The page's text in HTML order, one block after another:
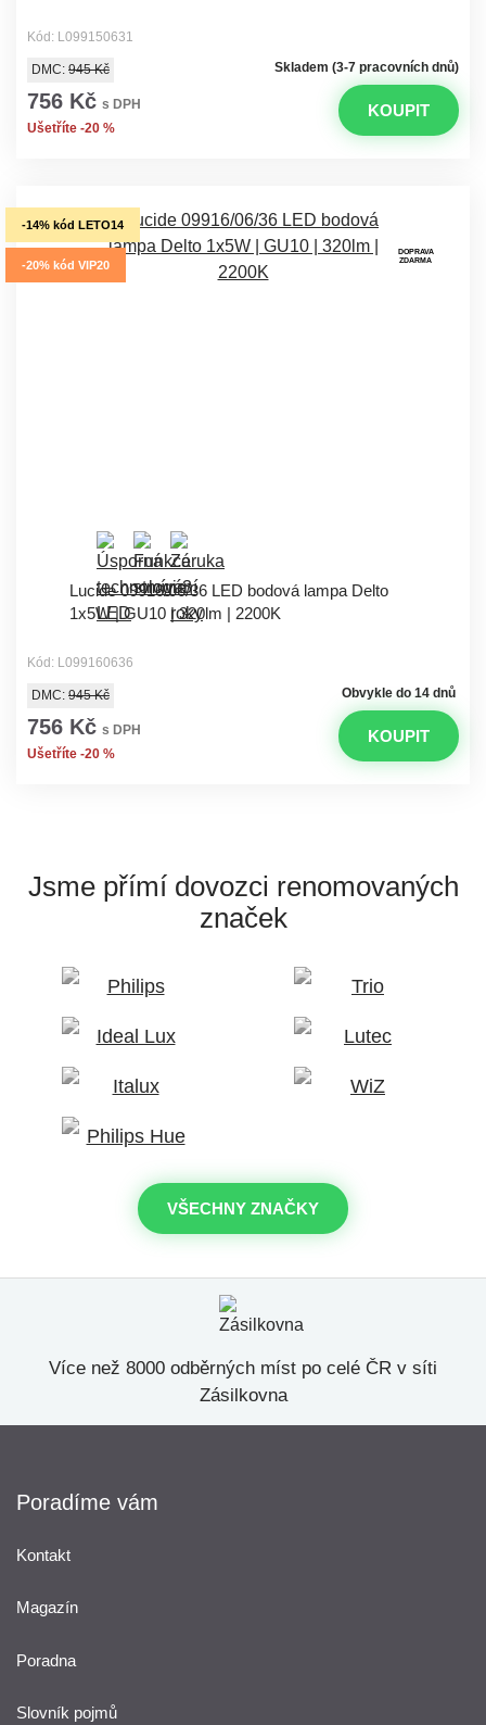
Kód: L099150631
Skladem (3-7 pracovních dnů)
DMC: 945 Kč
756 Kč s DPH
Ušetříte -20 %
KOUPIT
-14% kód LETO14
-20% kód VIP20
DOPRAVA
ZDARMA
Lucide 09916/06/36 LED bodová lampa Delto
1x5W | GU10 | 320lm | 2200K
Kód: L099160636
Obvykle do 14 dnů
DMC: 945 Kč
756 Kč s DPH
Ušetříte -20 %
KOUPIT
Jsme přímí dovozci renomovaných
značek
VŠECHNY ZNAČKY
Více než 8000 odběrných míst po celé ČR v síti
Zásilkovna
Poradíme vám
Kontakt
Magazín
Poradna
Slovník pojmů